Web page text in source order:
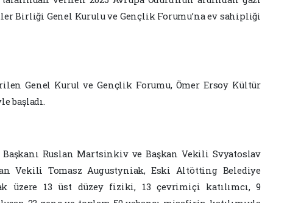
Birliği Genel Kurulu ve Gençlik Forumu’na ev sahipliği
Genel Kurul ve Gençlik Forumu, Ömer Ersoy Kültür
başladı.
Ruslan Martsinkiv ve Başkan Vekili Svyatoslav
Vekili Tomasz Augustyniak, Eski Altötting Belediye
üzere 13 üst düzey fiziki, 13 çevrimiçi katılımcı, 9